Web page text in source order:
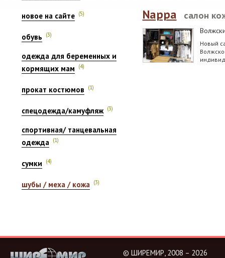
новое на сайте (5)
обувь (3)
одежда для беременных и
кормящих мам
(4)
прокат костюмов (1)
спецодежда/камуфляж (3)
спортивная/ танцевальная
одежда
(1)
сумки (4)
шубы / меха / кожа (3)
Nappa салон
Новый
© ШИРЕМИР, 2008 – 2026